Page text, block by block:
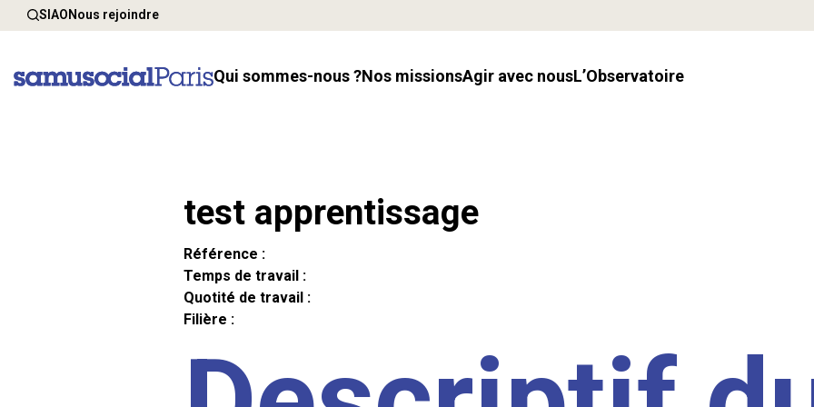
SIAONous rejoindre
Qui sommes-nous ? Nos missions Agir avec nous l’Observatoire
test apprentissage
Référence :
Temps de travail :
Quotité de travail :
Filière :